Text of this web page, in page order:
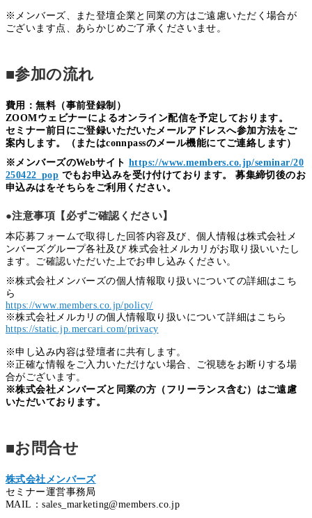
※メンバーズ、また登壇企業と同業の方はご遠慮いただく場合が
ございます点、あらかじめご了承くださいませ。
■参加の流れ
費用：無料（事前登録制）
ZOOMウェビナーによるオンライン配信を予定しております。
セミナー前日にご登録いただいたメールアドレスへ参加方法をご
案内します。（またはconnpassのメール機能にてご連絡します）
※メンバーズのWebサイト https://www.members.co.jp/seminar/20
250422_pop でもお申込みを受け付けております。 募集締切後のお
申込みはをそちらをご利用ください。
●注意事項【必ずご確認ください】
本応募フォームで取得した回答内容及び、個人情報は株式会社メ
ンバーズグループ各社及び 株式会社メルカリがお取り扱いいたし
ます。ご確認いただいた上でお申し込みください。
※株式会社メンバーズの個人情報取り扱いについての詳細はこち
ら
https://www.members.co.jp/policy/
※株式会社メルカリの個人情報取り扱いについて詳細はこちら
https://static.jp.mercari.com/privacy
※申し込み内容は登壇者に共有します。
※正確な情報をご入力いただけない場合、ご視聴をお断りする場
合がございます。
※株式会社メンバーズと同業の方（フリーランス含む）はご遠慮
いただいております。
■お問合せ
株式会社メンバーズ
セミナー運営事務局
MAIL：sales_marketing@members.co.jp